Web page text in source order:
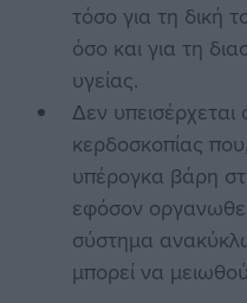
τόσο για τη δική
όσο και για τη
υγείας.
Δεν
κερδοσκοπίας
υπέρογκα βάρη
εφόσον
σύστημα
μπορεί να